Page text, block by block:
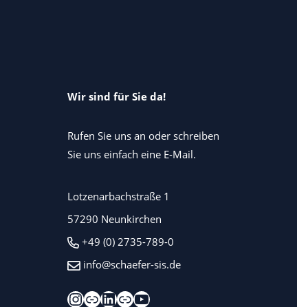
Wir sind für Sie da!
Rufen Sie uns an oder schreiben
Sie uns einfach eine E-Mail.
Lotzenarbachstraße 1
57290 Neunkirchen
+49 (0) 2735-789-0
info@schaefer-sis.de
Instagram
XingLinkedIn
Kununu
YouTube